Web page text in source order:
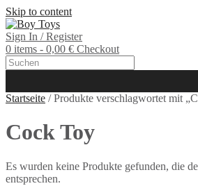
Skip to content
Sign In / Register
0 items - 0,00 € Checkout
Startseite / Produkte verschlagwortet mit
Cock Toy
Es wurden keine Produkte gefunden, die
entsprechen.